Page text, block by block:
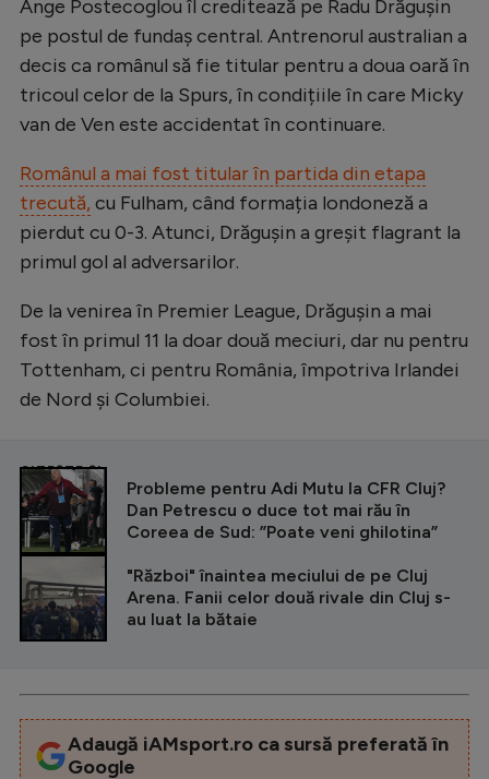
Ange Postecoglou îl creditează pe Radu Drăgușin
pe postul de fundaș central. Antrenorul australian a
decis ca românul să fie titular pentru a doua oară în
tricoul celor de la Spurs, în condițiile în care Micky
van de Ven este accidentat în continuare.
Românul a mai fost titular în partida din etapa
trecută, cu Fulham, când formația londoneză a
pierdut cu 0-3. Atunci, Drăgușin a greșit flagrant la
primul gol al adversarilor.
De la venirea în Premier League, Drăgușin a mai
fost în primul 11 la doar două meciuri, dar nu pentru
Tottenham, ci pentru România, împotriva Irlandei
de Nord și Columbiei.
CITEȘTE ȘI
Probleme pentru Adi Mutu la CFR Cluj?
Dan Petrescu o duce tot mai rău în
Coreea de Sud: ”Poate veni ghilotina”
"Război" înaintea meciului de pe Cluj
Arena. Fanii celor două rivale din Cluj s-
au luat la bătaie
Adaugă iAMsport.ro ca sursă preferată în
Google